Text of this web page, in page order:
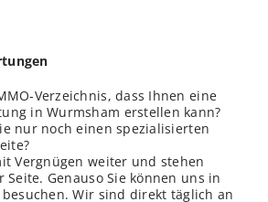
Verzeichnis, dass Ihnen eine
in Wurmsham erstellen kann?
nur noch einen spezialisierten
Vergnügen weiter und stehen
Genauso Sie können uns in
Wir sind direkt täglich an